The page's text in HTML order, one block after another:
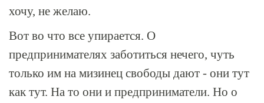
хочу, не желаю.
Вот во что все упирается. О
предпринимателях заботиться нечего, чуть
только им на мизинец свободы дают - они тут
как тут. На то они и предприниматели. Но о